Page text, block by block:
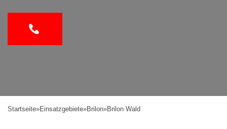
Startseite»Einsatzgebiete»Brilon»Brilon Wald